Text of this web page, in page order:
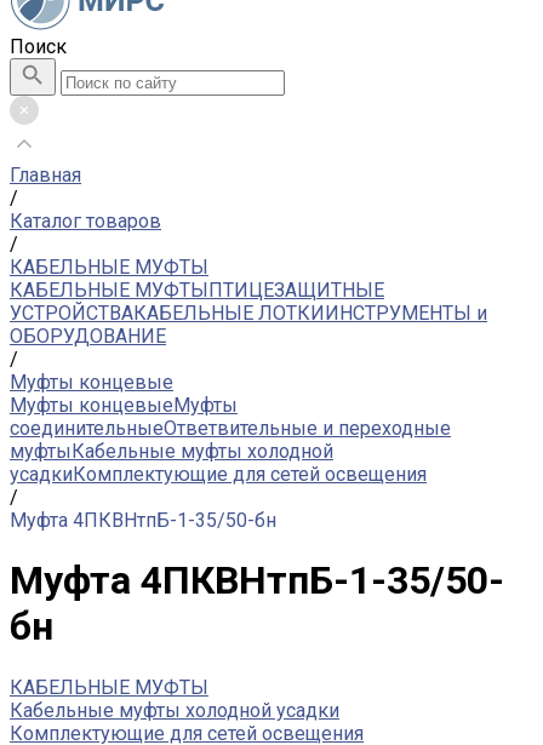
Поиск
Главная
/
Каталог товаров
/
КАБЕЛЬНЫЕ МУФТЫ
КАБЕЛЬНЫЕ МУФТЫПТИЦЕЗАЩИТНЫЕ
УСТРОЙСТВАКАБЕЛЬНЫЕ ЛОТКИИНСТРУМЕНТЫ и
ОБОРУДОВАНИЕ
/
Муфты концевые
Муфты концевыеМуфты
соединительныеОтветвительные и переходные
муфтыКабельные муфты холодной
усадкиКомплектующие для сетей освещения
/
Муфта 4ПКВНтпБ-1-35/50-бн
Муфта 4ПКВНтпБ-1-35/50-
бн
КАБЕЛЬНЫЕ МУФТЫ
Кабельные муфты холодной усадки
Комплектующие для сетей освещения